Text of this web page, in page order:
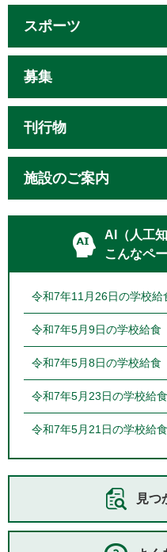
スポーツ
募集
刊行物
施設のご案内
AI（人工
こんなペ
令和7年11月26日の学校給
令和7年5月9日の学校給食
令和7年5月8日の学校給食
令和7年5月23日の学校給食
令和7年5月21日の学校給食
見つ